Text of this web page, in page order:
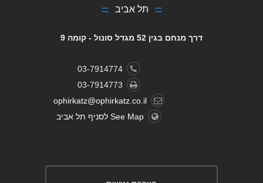
תל אביב
דרך מנחם בגין 52 מגדל סונול - קומה 9
03-7914774
03-7914773
ophirkatz@ophirkatz.co.il
See Map לסניף תל אביב